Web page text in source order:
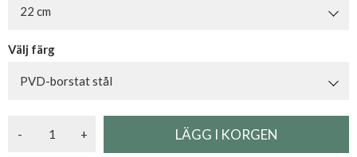
22 cm
Välj färg
PVD-borstat stål
- +